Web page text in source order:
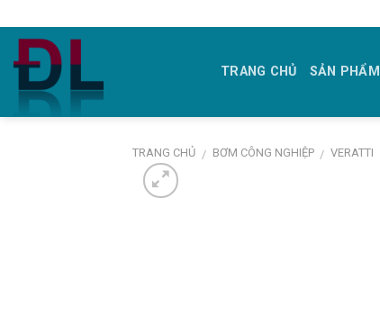
to
content
TRANG CHỦ SẢN PHẨM
TRANG CHỦ / BƠM CÔNG NGHIỆP / VERATTI